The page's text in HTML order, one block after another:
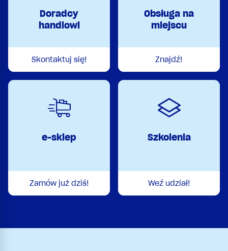
Doradcy
handlowi
Skontaktuj się!
Obsługa na
miejscu
Znajdź!
e-sklep
Zamów już dziś!
Szkolenia
Weź udział!